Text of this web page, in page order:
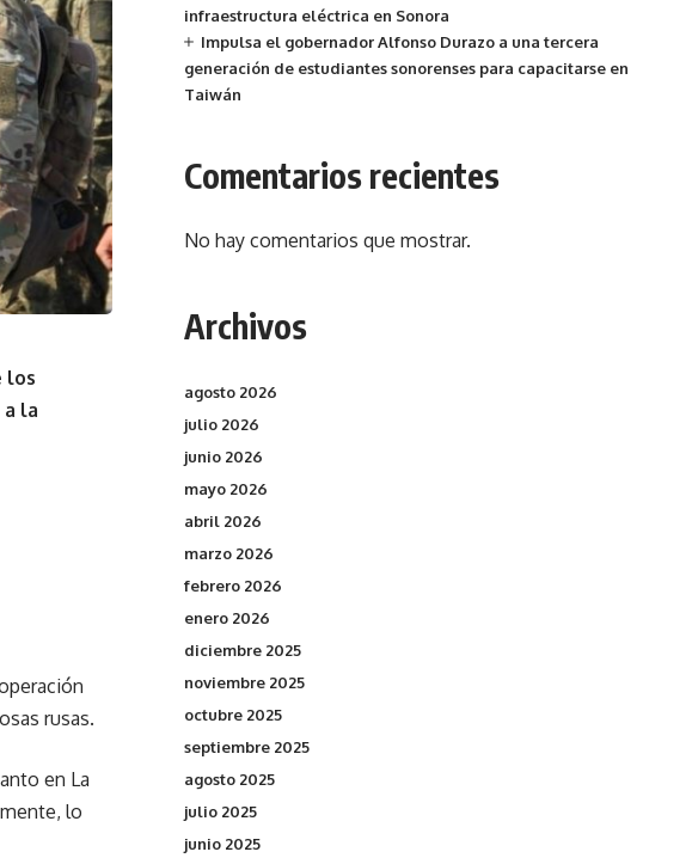
los
la
rusas.
en La
lo
infraestructura eléctrica en Sonora
Impulsa el gobernador Alfonso Durazo a una tercera
generación de estudiantes sonorenses para capacitarse en
Taiwán
Comentarios recientes
No hay comentarios que mostrar.
Archivos
agosto 2026
julio 2026
junio 2026
mayo 2026
abril 2026
marzo 2026
febrero 2026
enero 2026
diciembre 2025
noviembre 2025
octubre 2025
septiembre 2025
agosto 2025
julio 2025
junio 2025